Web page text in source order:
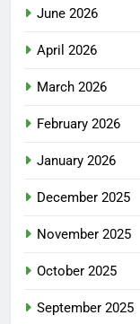
June 2026
April 2026
March 2026
February 2026
January 2026
December 2025
November 2025
October 2025
September 2025